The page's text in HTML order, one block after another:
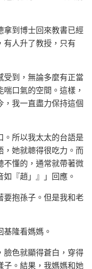
拿到博士回來教書已經
有人升了教授，只有
受到，無論多麼有正當
口氣的空間。這樣，
我一直盡力保持這個
。所以我太太的台語是
，她就聼得很吃力。而
不懂的，通常就帶著微
『趙」』」回應。
要抱孫子。但是我和老
隆看媽媽。
臉色就顯得蒼白，穿得
子。結果，我媽媽和她